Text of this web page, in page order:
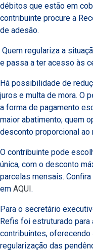
débitos que estão em
contribuinte procure a
de adesão.
Quem regulariza a
e passa a ter acesso às
Há possibilidade de
juros e multa de mora. O
a forma de pagamento
maior abatimento; quem
desconto proporcional ao
O contribuinte pode
única, com o desconto
parcelas mensais.
em AQUI.
Para o secretário
Refis foi estruturado
contribuintes,
regularização das